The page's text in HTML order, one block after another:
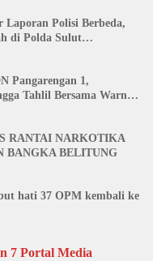
Laporan Polisi Berbeda,
di Polda Sulut
Pangarengan 1,
Tahlil Bersama Warnai
RANTAI NARKOTIKA
BANGKA BELITUNG
hati 37 OPM kembali ke
7 Portal Media